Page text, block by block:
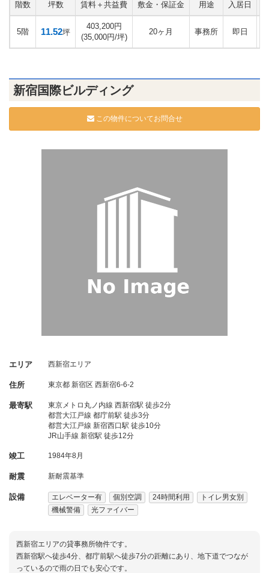
階数 坪数 賃料＋共益費 敷金・保証金 用途 入居日
5階 11.52坪
403,200円
(35,000円/坪)
20ヶ月 事務所 即日
新宿国際ビルディング
この物件についてお問合せ
エリア 西新宿エリア
住所 東京都 新宿区 西新宿6-6-2
最寄駅
東京メトロ丸ノ内線 西新宿駅 徒歩2分
都営大江戸線 都庁前駅 徒歩3分
都営大江戸線 新宿西口駅 徒歩10分
JR山手線 新宿駅 徒歩12分
竣工 1984年8月
耐震 新耐震基準
設備 エレベーター有 個別空調 24時間利用
トイレ男女別
機械警備
光ファイバー
西新宿エリアの貸事務所物件です。
西新宿駅へ徒歩4分、都庁前駅へ徒歩7分の距離にあり、地下道でつなが
っているので雨の日でも安心です。